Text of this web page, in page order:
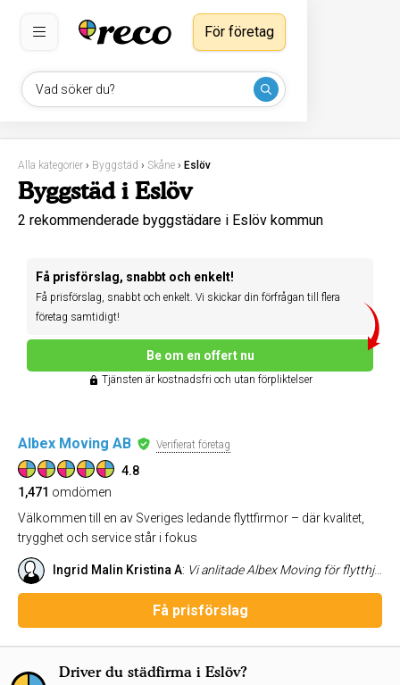
Vad söker du?
För företag
Alla kategorier › Byggstäd › Skåne › Eslöv
Byggstäd i Eslöv
2 rekommenderade byggstädare i Eslöv kommun
Få prisförslag, snabbt och enkelt!
Få prisförslag, snabbt och enkelt. Vi skickar din förfrågan till flera
företag samtidigt!
Be om en offert nu
Tjänsten är kostnadsfri och utan förpliktelser
Albex Moving AB Verifierat företag
4.8
1,471 omdömen
Välkommen till en av Sveriges ledande flyttfirmor – där kvalitet,
trygghet och service står i fokus
Ingrid Malin Kristina A: Vi anlitade Albex Moving för flytthjälp från Halmstad till Göteborg. Vi är supernöjda. Mycket proffsiga män som var snabba, effektiva och tog hand om våra saker varsamt och tryggt. Trots 5 trappor med pytteliten hiss gjorde de flytten till ett nöje!! Betyg 10 av 10 från oss!! 🌟👏💪
Få prisförslag
Driver du städfirma i Eslöv?